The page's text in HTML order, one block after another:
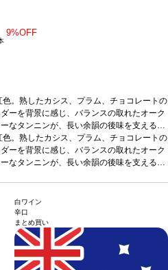
9%OFF
。熟したカシス、プラム、チョコレートの
ーを背景に感じ、バランスの取れたオーク
なタンニンが、長い余韻の後味を支える。
好相性葡萄品種カベルネ・ソーヴィニヨン
があり価格が同様の場合は自動的に次の
ださい。
。熟したカシス、プラム、チョコレートの
ーを背景に感じ、バランスの取れたオーク
なタンニンが、長い余韻の後味を支える。
ださい。
白ワイン
辛口
まとめ買い